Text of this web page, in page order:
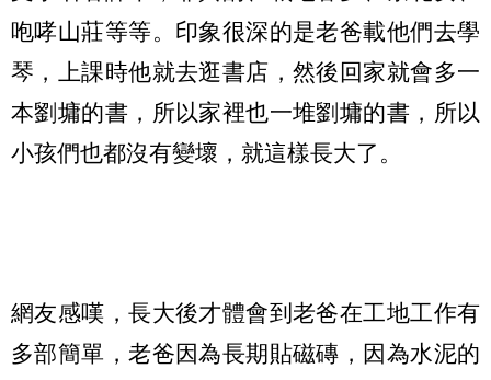
咆哮山莊等等。印象很深的是老爸載他們去學
琴，上課時他就去逛書店，然後回家就會多一
本劉墉的書，所以家裡也一堆劉墉的書，所以
小孩們也都沒有變壞，就這樣長大了。
網友感嘆，長大後才體會到老爸在工地工作有
多部簡單，老爸因為長期貼磁磚，因為水泥的